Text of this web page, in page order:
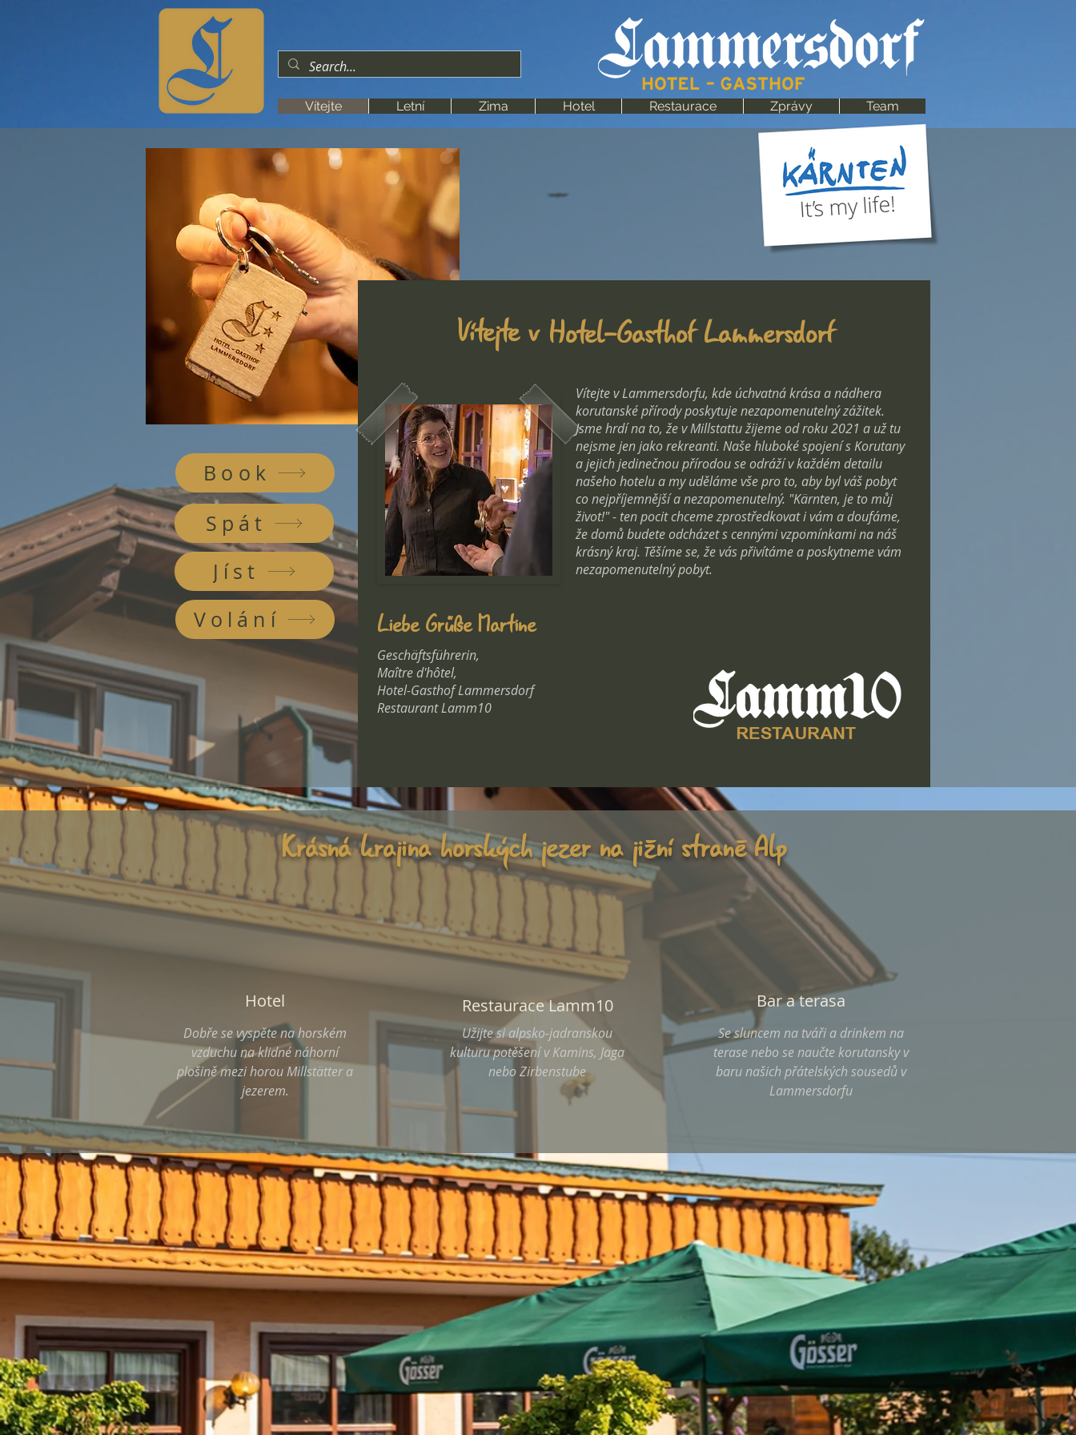
Vítejte Letní Zima Hotel Restaurace Zprávy Team
Restaurace
Jehněčí 10
Motor hotel E-
Bike Ski Zimní
sporty
Book
Spát
Jíst
Volání
Vítejte v Hotel-Gasthof Lammersdorf
Vítejte v Lammersdorfu, kde úchvatná krása a nádhera
korutanské přírody poskytuje nezapomenutelný zážitek.
Jsme hrdí na to, že v Millstattu žijeme od roku 2021 a už tu
nejsme jen jako rekreanti. Naše hluboké spojení s Korutany
a jejich jedinečnou přírodou se odráží v každém detailu
našeho hotelu a my uděláme vše pro to, aby byl váš pobyt
co nejpříjemnější a nezapomenutelný. "Kärnten, je to můj
život!" - ten pocit chceme zprostředkovat i vám a doufáme,
že domů budete odcházet s cennými vzpomínkami na náš
krásný kraj. Těšíme se, že vás přivítáme a poskytneme vám
nezapomenutelný pobyt.
Liebe Grüße Martine
Geschäftsführerin,
Maître d'hôtel,
Hotel-Gasthof Lammersdorf
Restaurant Lamm10
Krásná krajina horských jezer na jižní straně Alp
Hotel
Dobře se vyspěte na horském
vzduchu na klidné náhorní
plošině mezi horou Millstätter a
jezerem.
Restaurace Lamm10
Užijte si alpsko-jadranskou
kulturu potěšení v Kamins, Jaga
nebo Zirbenstube
Bar a terasa
Se sluncem na tváři a drinkem na
terase nebo se naučte korutansky v
baru našich přátelských sousedů v
Lammersdorfu